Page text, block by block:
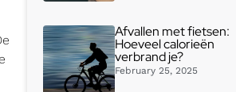
Afvallen met fietsen:
Hoeveel calorieën
verbrand je?
February 25, 2025